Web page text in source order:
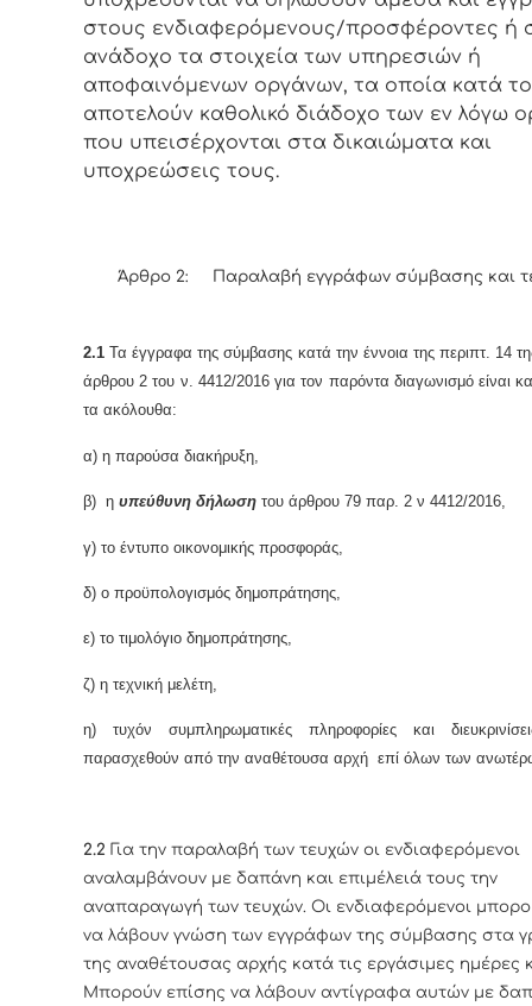
στους ενδιαφερόμενους/προσφέροντες ή
ανάδοχο τα στοιχεία των υπηρεσιών ή
αποφαινόμενων οργάνων, τα οποία κατά
αποτελούν καθολικό διάδοχο των εν λόγω
που υπεισέρχονται στα δικαιώματα και
υποχρεώσεις τους.
Άρθρο 2: Παραλαβή εγγράφων σύμβασης και
2.1 Τα έγγραφα της σύμβασης κατά την έννοια της περιπτ. 14
άρθρου 2 του ν. 4412/2016 για τον παρόντα διαγωνισμό είναι
τα ακόλουθα:
α) η παρούσα διακήρυξη,
β) η υπεύθυνη δήλωση του άρθρου 79 παρ. 2 ν 4412/2016,
γ) το έντυπο οικονομικής προσφοράς,
δ) ο προϋπολογισμός δημοπράτησης,
ε) το τιμολόγιο δημοπράτησης,
ζ) η τεχνική μελέτη,
η) τυχόν συμπληρωματικές πληροφορίες και
παρασχεθούν από την αναθέτουσα αρχή επί όλων των
2.2 Για την παραλαβή των τευχών οι ενδιαφερόμενοι
αναλαμβάνουν με δαπάνη και επιμέλειά τους την
αναπαραγωγή των τευχών. Οι ενδιαφερόμενοι
να λάβουν γνώση των εγγράφων της σύμβασης στα
της αναθέτουσας αρχής κατά τις εργάσιμες ημέρες
Μπορούν επίσης να λάβουν αντίγραφα αυτών με